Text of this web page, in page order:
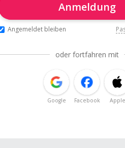
Anmeldung
Angemeldet bleiben
oder fortfahren mit
Google Facebook Apple